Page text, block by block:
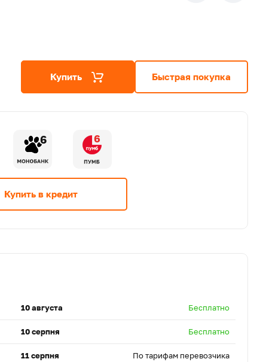
Купить Быстрая покупка
6 6
Купить в кредит
10 августа Бесплатно
10 серпня Бесплатно
11 серпня По тарифам перевозчика